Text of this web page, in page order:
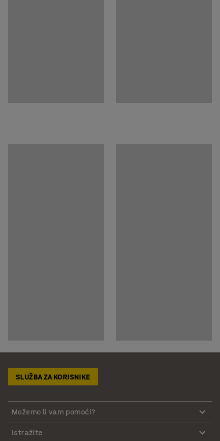
SLUŽBA ZA KORISNIKE
Možemo li vam pomoći?
Istražite